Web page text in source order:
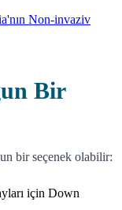
Non-invaziv
Bir
bir seçenek olabilir:
için Down